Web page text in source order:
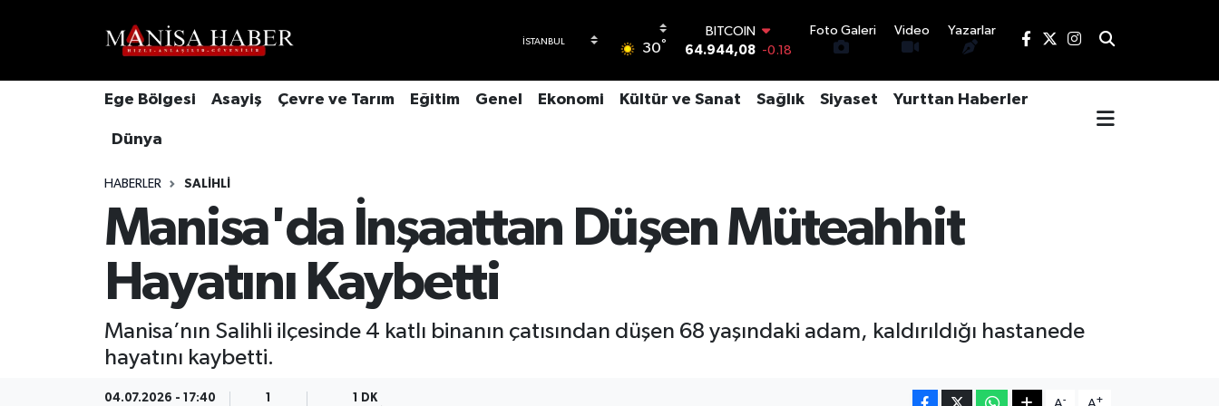
30°
DOLAR
47,7436
0.18
55,2510
0.32
13.779
-14
Foto Galeri Video Yazarlar
Ege Bölgesi Asayiş Çevre ve Tarım Eğitim Genel Ekonomi Kültür ve Sanat Sağlık Siyaset Yurttan Haberler
Dünya
HABERLER SALIHLI
Manisa'da İnşaattan Düşen Müteahhit
Hayatını Kaybetti
Manisa’nın Salihli ilçesinde 4 katlı binanın çatısından düşen 68 yaşındaki adam, kaldırıldığı hastanede
hayatını kaybetti.
04.07.2026 - 17:40 1 1 DK - +
Tüm Manşetler
Haber Arşivi